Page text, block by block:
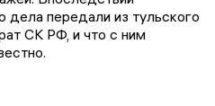
дела передали из тульского
СК РФ, и что с ним